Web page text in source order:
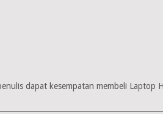
dapat kesempatan membeli